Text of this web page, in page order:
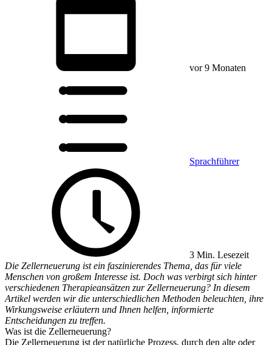
vor 9 Monaten
Sprachführer
3 Min. Lesezeit
Die Zellerneuerung ist ein faszinierendes Thema, das für viele
Menschen von großem Interesse ist. Doch was verbirgt sich hinter
verschiedenen Therapieansätzen zur Zellerneuerung? In diesem
Artikel werden wir die unterschiedlichen Methoden beleuchten, ihre
Wirkungsweise erläutern und Ihnen helfen, informierte
Entscheidungen zu treffen.
Was ist die Zellerneuerung?
Die Zellerneuerung ist der natürliche Prozess, durch den alte oder